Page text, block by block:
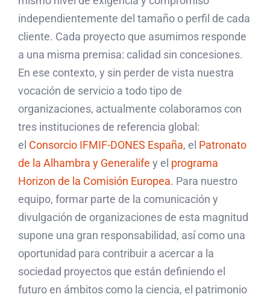
independientemente del tamaño o perfil de cada
cliente. Cada proyecto que asumimos responde
a una misma premisa: calidad sin concesiones.
En ese contexto, y sin perder de vista nuestra
vocación de servicio a todo tipo de
organizaciones, actualmente colaboramos con
tres instituciones de referencia global:
el Consorcio IFMIF-DONES España, el Patronato
de la Alhambra y Generalife y el programa
Horizon de la Comisión Europea. Para nuestro
equipo, formar parte de la comunicación y
divulgación de organizaciones de esta magnitud
supone una gran responsabilidad, así como una
oportunidad para contribuir a acercar a la
sociedad proyectos que están definiendo el
futuro en ámbitos como la ciencia, el patrimonio